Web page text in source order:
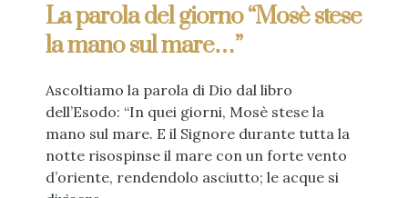
La parola del giorno “Mosè stese
la mano sul mare…”
Ascoltiamo la parola di Dio dal libro
dell’Esodo: “In quei giorni, Mosè stese la
mano sul mare. E il Signore durante tutta la
notte risospinse il mare con un forte vento
d’oriente, rendendolo asciutto; le acque si